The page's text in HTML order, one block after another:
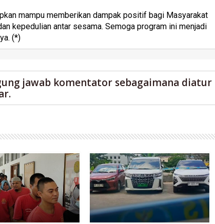
mampu memberikan dampak positif bagi Masyarakat
kepedulian antar sesama. Semoga program ini menjadi
(*)
jawab komentator sebagaimana diatur